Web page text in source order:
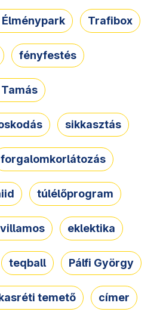
Trafibox
fényfestés
sikkasztás
forgalomkorlátozás
túlélőprogram
eklektika
teqball Pálfi György
temető címer